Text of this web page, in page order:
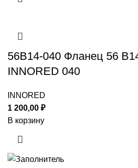
56B14-040 Фланец 56
INNORED 040
INNORED
1 200,00 ₽
В корзину